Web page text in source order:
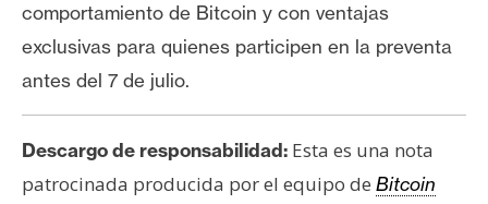
comportamiento de Bitcoin y con ventajas
exclusivas para quienes participen en la preventa
antes del 7 de julio.
Descargo de responsabilidad: Esta es una nota
patrocinada producida por el equipo de Bitcoin